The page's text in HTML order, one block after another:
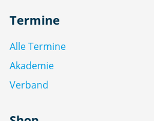
Termine
Alle Termine
Akademie
Verband